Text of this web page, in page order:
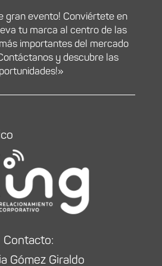
gran evento! Conviértete en
tu marca al centro de las
importantes del mercado
y descubre las
Contacto:
Gómez Giraldo